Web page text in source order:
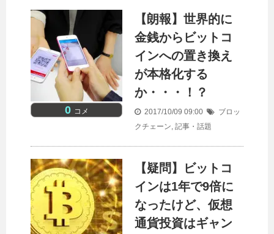
0 コメ
【朗報】世界的に
金銭からビットコ
インへの置き換え
が本格化する
か・・・！？
2017/10/09 09:00
ブロッ
クチェーン, 記事・話題
【疑問】ビットコ
インは1年で9倍に
なったけど、仮想
通貨投資はギャン